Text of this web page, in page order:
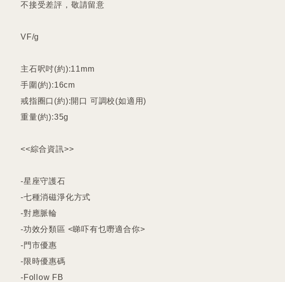
不接受差評，敬請留意
VF/g
主石呎吋(約):11mm
手圍(約):16cm
戒指圈口(約):開口 可調校(如適用)
重量(約):35g
<<綜合資訊>>
-星座守護石
-七種消磁淨化方式
-對應脈輪
-功效分類區 <睇吓有乜嘢適合你>
-門市優惠
-限時優惠碼
-Follow FB